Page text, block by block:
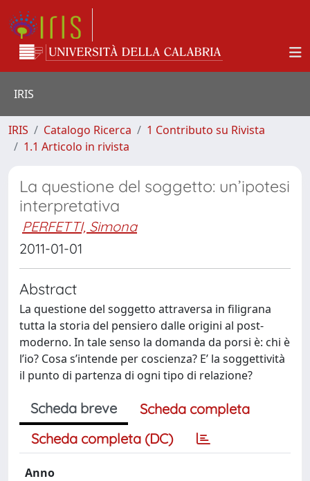
IRIS
IRIS Catalogo Ricerca
1 Contributo su Rivista
1.1 Articolo in rivista
La questione del soggetto: un’ipotesi
interpretativa
PERFETTI, Simona
2011-01-01
Abstract
La questione del soggetto attraversa in filigrana
tutta la storia del pensiero dalle origini al post-
moderno. In tale senso la domanda da porsi è: chi è
l’io? Cosa s’intende per coscienza? E’ la soggettività
il punto di partenza di ogni tipo di relazione?
Scheda breve
Scheda completa
Scheda completa (DC)
Anno